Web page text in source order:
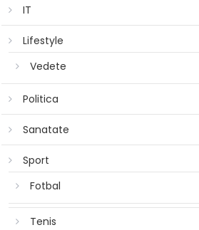
IT
Lifestyle
Vedete
Politica
Sanatate
Sport
Fotbal
Tenis